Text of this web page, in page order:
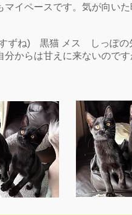
マイペースです。気が向い
ずね) 黒猫 メス しっぽの
分からは甘えに来ないので